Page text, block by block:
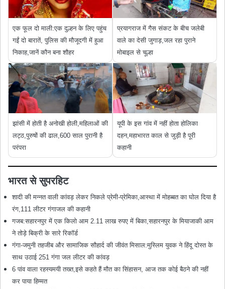
एक फूल दो माली:एक दुल्हन के लिए पहुंच
गईं दो बारातें, पुलिस की मौजूदगी में हुआ
निकाह,जानें कौन बना शौहर
प्रयागराज में गैस संकट के बीच जलेबी
वाले का देसी जुगाड़,जल रहा पुराने
मोबाइल से चूल्हा
झांसी में होती है अनोखी होली,महिलाओं की
लट्ठ,पुरुषों की ढाल,600 साल पुरानी है
परंपरा
यूपी के इस गांव में नहीं होता होलिका
दहन,महाभारत काल से जुड़ी है पूरी
कहानी
भारत से सुपरहिट
शादी की मन्नत वाली कांवड़ लेकर निकले प्रेमी-प्रेमिका,आस्था में मोहब्बत का घोल दिया है
रंग,111 लीटर गंगाजल की कहानी
गजब:सहारनपुर में एक किलो आम 2.11 लाख रुपए में बिका,सहारनपुर के मियाजाकी आम
ने तोड़े बिक्री के सारे रिकॉर्ड
गंगा-जमुनी तहजीब और सामाजिक सौहार्द की जीवंत मिसाल:मुस्लिम युवक ने हिंदू दोस्त के
साथ उठाई 251 गंगा जल लीटर की कांवड़
6 पांव वाला रहस्यमयी तख्त,इसे कहते हैं मौत का सिंहासन, आज तक कोई बैठने की नहीं
कर पाया हिम्मत